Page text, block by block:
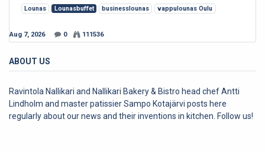
Lounas Lounasbuffet businesslounas vappulounas Oulu
Aug 7, 2026 0 111536
ABOUT US
Ravintola Nallikari and Nallikari Bakery & Bistro head chef Antti
Lindholm and master patissier Sampo Kotajärvi posts here
regularly about our news and their inventions in kitchen. Follow us!